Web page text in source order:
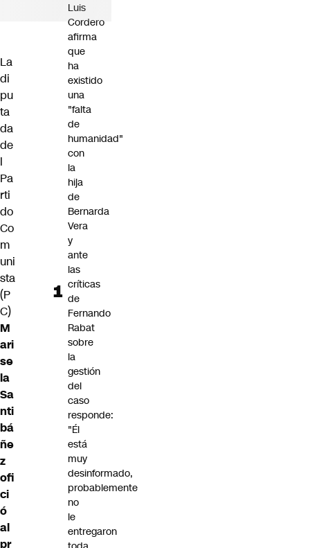
La
di
pu
ta
da
de
l
Pa
rti
do
Co
m
uni
sta
(P
C)
M
ari
se
la
Sa
nti
bá
ñe
z
ofi
ci
ó
al
pr
Luis
Cordero
afirma
que
ha
existido
una
"falta
de
humanidad"
con
la
hija
de
Bernarda
Vera
y
ante
las
críticas
de
Fernando
Rabat
sobre
la
gestión
del
caso
responde:
"Él
está
muy
desinformado,
probablemente
no
le
entregaron